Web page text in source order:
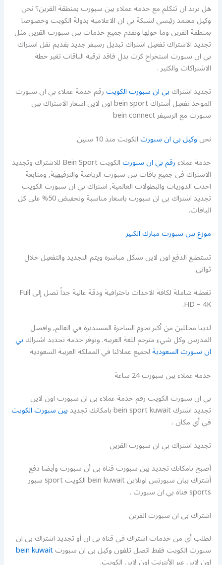
هل تريد ان تتكلم مع خدمة عملاء بين سبورت بمنطقة القرين؟ نحن
وكيل معتمد رئيسي لشبكة بي ان الاعلامية بدولة الكويت وخصوصا
بمنطقة القرين وما حولها ونقدم جميع خدمات بين سبورت القرين مثل
تجديد الاشتراك تفعيل اشتراك تبديل رسيفر جديد بقديم نقل اشتراك
بي ان سبورت استخراج كرت بدل فاقد ترقية الباقات تغير خطة
الاشتراكات والكثير .
تجديد اشتراكبي ان سبورت الكويترقم خدمة عملاء بي ان سبورت
الموحد تفعيل أشتراك bein sport اون لاين اسعار الاشتراك بين
سبورت مع الرسيفر bein connect
نحنوكيل بي ان سبورتالكويت منذ 10 سنين.
خدمة عملاءرقم بي ان سبورت الكويت Bein Sport للاشتراك وتجديد
الاشتراك في جميع باقات بين سبورت الرياضة والترفيهية, ومتابعة
احدث الدوريات والبطولات العالمية, اشتراك بي ان سبورت الكويت
تجديد اشتراك بي ان سبورت باسعار مناسبة وتخفيض 50% على كل
الباقات.
موزع بين سبورت مبارك الكبير
تستطيع الدفع اون لاين بشكل مباشرة ويتم التجديد والتفعيل خلال
ثواني.
تغطية شاملة لكافة الاحداث باحترافية ودقة عالية جداً تصل إلى Full
HD – 4K.
لدينا محللين من أكبر نجوم الساحرة المستديرة في العالم, وافضل
المدربين وكل شيء مترجم للغة العربيه. ونوفر خدمة تجديد اشتراكبي
ان سبورت السعوديةلجميع عملائنا في المملكة العربية السعودية
خدمة عملاء بين سبورت 24 ساعة
بي ان سبورت الكويت رقم خدمة عملاء بي ان سبورت اون لاين
تجديد اشترك bein sport kuwait بامكانك تجديد بين سبورت الكويت
في أي مكان .
تجديد اشتراك بي ان سبورت القرين
أصبح بامكانك تجديد بين سبورت قناة بي أن سبورت وأيضا دفع
أشتراك ببان سبورتس اونلاين bein kuwait الكويت sport سبور
sports قناة بي ان سبورت .
اشتراك بي ان سبورت القرين
لطلب أي من خدمات اشتراك في قناة بى ان أو تجديد اشتراك بي ان
سبورت الكويت فقط اتصل تلفون وكيل بي ان سبورتbein kuwait